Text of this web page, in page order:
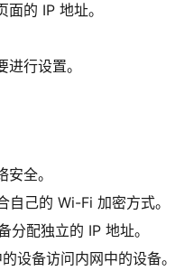
的 IP 地址。
行设置。
全。
己的 Wi-Fi 加密方式。
配独立的 IP 地址。
设备访问内网中的设备。